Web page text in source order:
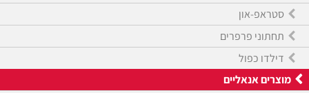
סטראפ-און
תחתוני פרפרים
דילדו כפול
מוצרים אנאליים